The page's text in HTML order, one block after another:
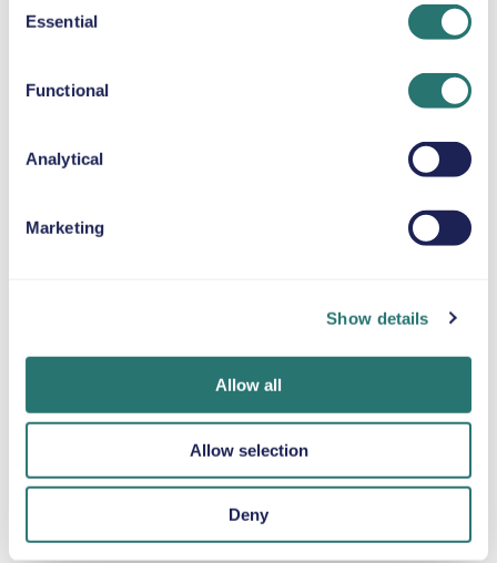
Selection
Essential
Functional
Analytical
Marketing
Show details
Allow all
Allow selection
Deny
Promenade des Anglais – Kør komfortabelt langs
Nices berømte strandpromenade med rigelig plads
Gamle By (Vieux Nice) – Parker i nærheden, og
caféer til fods.
Slotsbakken (Colline du Château) – Få nemt og
panoramaudsigter.
langs Den Franske Riviera med ekstra plads og
Er det værd at leje en bil, når man besøger Nice?
Ja, det er meget værd at leje en bil i Nice. Selvom
Karoq fleksibilitet, plads og komfort, hvilket gør det nemt
at udforske den bredere Franske Riviera i dit eget tempo.
Dens SUV-design, automatiske gearkasse og rummelige